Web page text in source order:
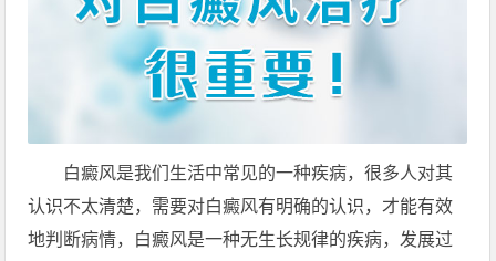
白癜风是我们生活中常见的一种疾病，很多人对其
认识不太清楚，需要对白癜风有明确的认识，才能有效
地判断病情，白癜风是一种无生长规律的疾病，发展过